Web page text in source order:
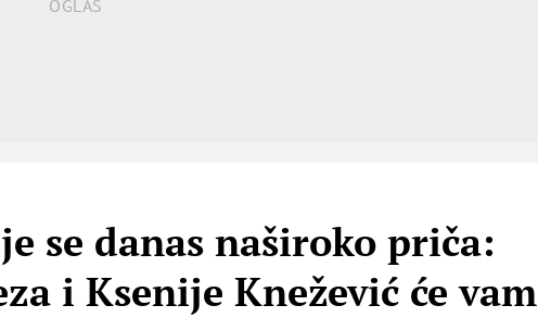
se danas naširoko priča:
i Ksenije Knežević će vam